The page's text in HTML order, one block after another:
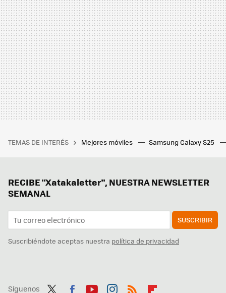
TEMAS DE INTERÉS Mejores móviles Samsung Galaxy S25
RECIBE "Xatakaletter", NUESTRA NEWSLETTER
SEMANAL
SUSCRIBIR
Suscribiéndote aceptas nuestra política de privacidad
Síguenos